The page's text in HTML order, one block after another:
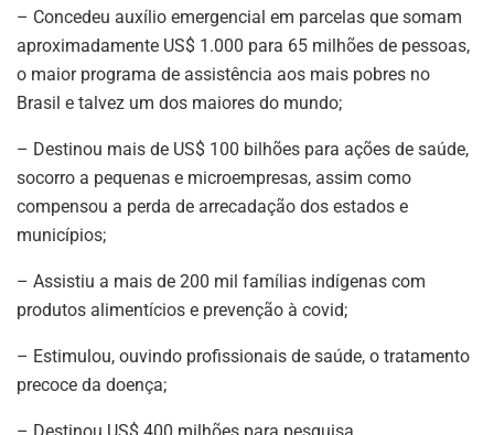
– Concedeu auxílio emergencial em parcelas que somam
aproximadamente US$ 1.000 para 65 milhões de pessoas,
o maior programa de assistência aos mais pobres no
Brasil e talvez um dos maiores do mundo;
– Destinou mais de US$ 100 bilhões para ações de saúde,
socorro a pequenas e microempresas, assim como
compensou a perda de arrecadação dos estados e
municípios;
– Assistiu a mais de 200 mil famílias indígenas com
produtos alimentícios e prevenção à covid;
– Estimulou, ouvindo profissionais de saúde, o tratamento
precoce da doença;